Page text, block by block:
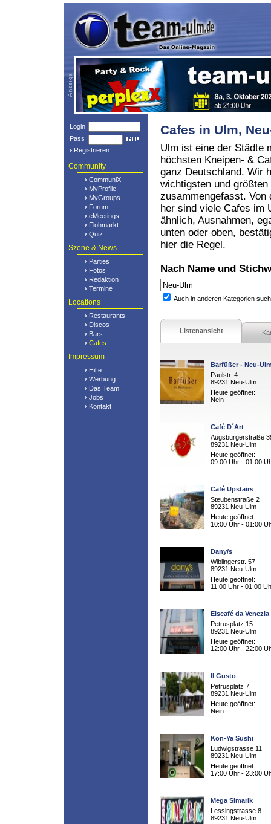
Login
Pass
Registrieren
Community
CommuniX
MyProfile
MyGroups
Forum
eMeetings
Flohmarkt
Quiz
Szene & News
Parties
Fotos
Redaktion
Termine
Locations
Restaurants
Discos
Bars
Cafes
Impressum
Hilfe
Werbung
Das Team
Jobs
Kontakt
Cafes in Ulm,
Ulm ist eine der Städte
höchsten Kneipen- &
ganz Deutschland. Wir
wichtigsten und größten
zusammengefasst. Von
her sind viele Cafes im
ähnlich, Ausnahmen,
unten oder oben,
hier die Regel.
Nach Name und
Auch in anderen Kategorien
Listenansicht
Barfüßer - Neu-
Paulstr. 4
89231 Neu-Ulm
Heute geöffnet:
Nein
Café D´Art
Augsburgerstraße
89231 Neu-Ulm
Heute geöffnet:
09:00 Uhr - 01:00
Café Upstairs
Steubenstraße 2
89231 Neu-Ulm
Heute geöffnet:
10:00 Uhr - 01:00
Dany/s
Wiblingerstr. 57
89231 Neu-Ulm
Heute geöffnet:
11:00 Uhr - 01:00
Eiscafé da Venezia
Petrusplatz 15
89231 Neu-Ulm
Heute geöffnet:
12:00 Uhr - 22:00
Il Gusto
Petrusplatz 7
89231 Neu-Ulm
Heute geöffnet:
Nein
Kon-Ya Sushi
Ludwigstrasse 11
89231 Neu-Ulm
Heute geöffnet:
17:00 Uhr - 23:00
Mega Simarik
Lessingstrasse 8
89231 Neu-Ulm